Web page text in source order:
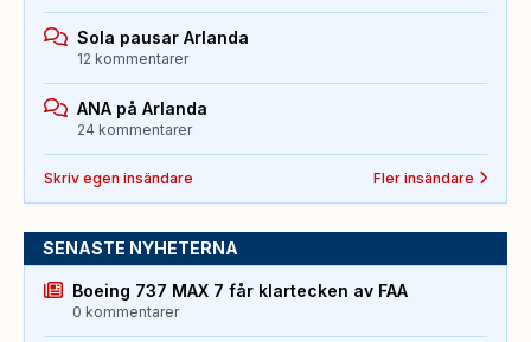
Sola pausar Arlanda
12 kommentarer
ANA på Arlanda
24 kommentarer
Skriv egen insändare Fler insändare
SENASTE NYHETERNA
Boeing 737 MAX 7 får klartecken av FAA
0 kommentarer